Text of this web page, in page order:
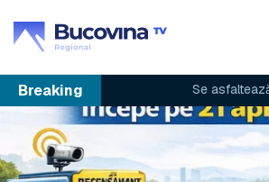
Breaking Se asfaltează